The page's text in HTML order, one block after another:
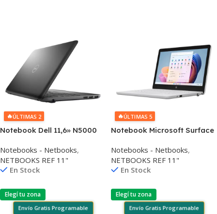
🔥ÚLTIMAS 2
Notebook Dell 11,6» N5000
Notebooks - Netbooks,
NETBOOKS REF 11"
En Stock
Elegí tu zona
Envío Gratis Programable
🔥ÚLTIMAS 5
Notebook Microsoft Surface
Notebooks - Netbooks,
NETBOOKS REF 11"
En Stock
Elegí tu zona
Envío Gratis Programable